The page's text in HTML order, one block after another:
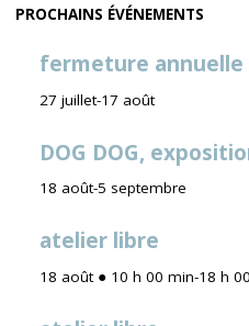
PROCHAINS ÉVÉNEMENTS
fermeture annuelle
27 juillet-17 août
DOG DOG,
18 août-5 septembre
atelier libre
18 août ● 10 h 00 min-18 h